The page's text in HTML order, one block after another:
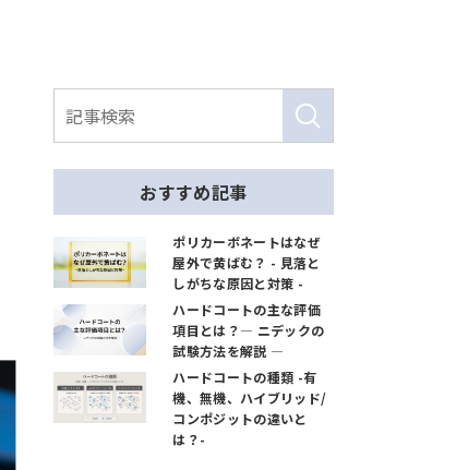
おすすめ記事
ポリカーボネートはなぜ
屋外で黄ばむ？ - 見落と
しがちな原因と対策 -
ハードコートの主な評価
項目とは？― ニデックの
試験方法を解説 ―
ハードコートの種類 -有
機、無機、ハイブリッド/
コンポジットの違いと
は？-